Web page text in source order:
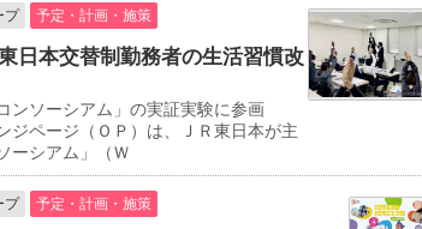
プ 予定・計画・施策
日本交替制勤務者の生活習慣改
ンソーシアム」の実証実験に参画
ジページ（ＯＰ）は、ＪＲ東日本が主
ーシアム」（Ｗ
プ 予定・計画・施策